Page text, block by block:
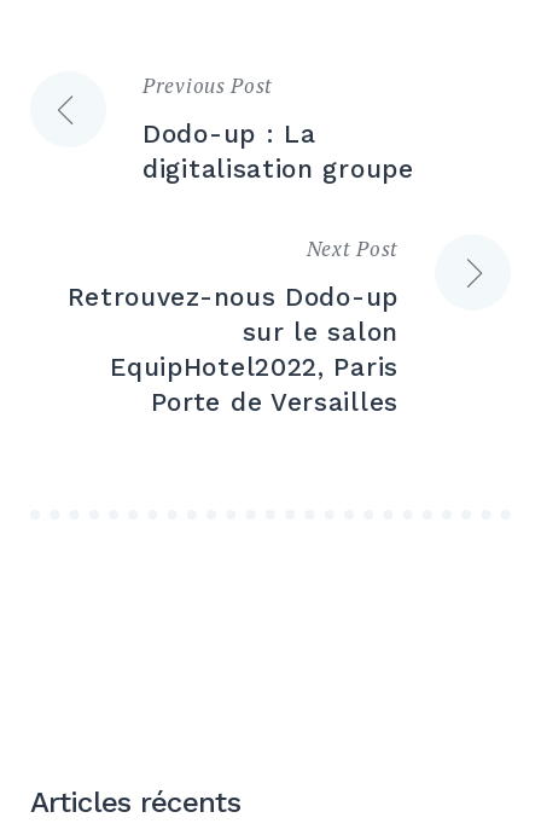
Navigation
Previous Post
Dodo-up : La
digitalisation groupe
Next Post
Retrouvez-nous Dodo-up
sur le salon
EquipHotel2022, Paris
Porte de Versailles
Articles récents